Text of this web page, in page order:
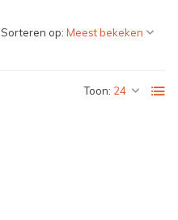
Toon:
Sorteren op: